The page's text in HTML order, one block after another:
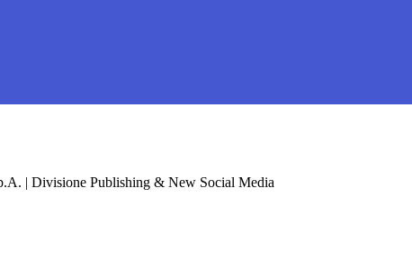
| Divisione Publishing & New Social Media